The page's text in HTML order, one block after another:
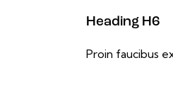
Heading H6
Proin faucibus